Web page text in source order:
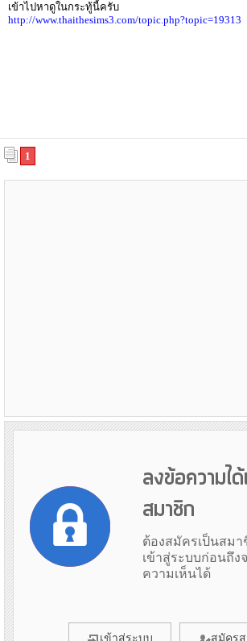
เข้าไปหาดูในกระทู้นี้ครับ
http://www.thaithesims3.com/topic.php?topic=19313
1
ลงข้อความได้
สมาชิก
ต้องสมัครเป็นสมา
เข้าสู่ระบบก่อนถึง
ความเห็นได้
เข้าสู่ระบบ สมัคร